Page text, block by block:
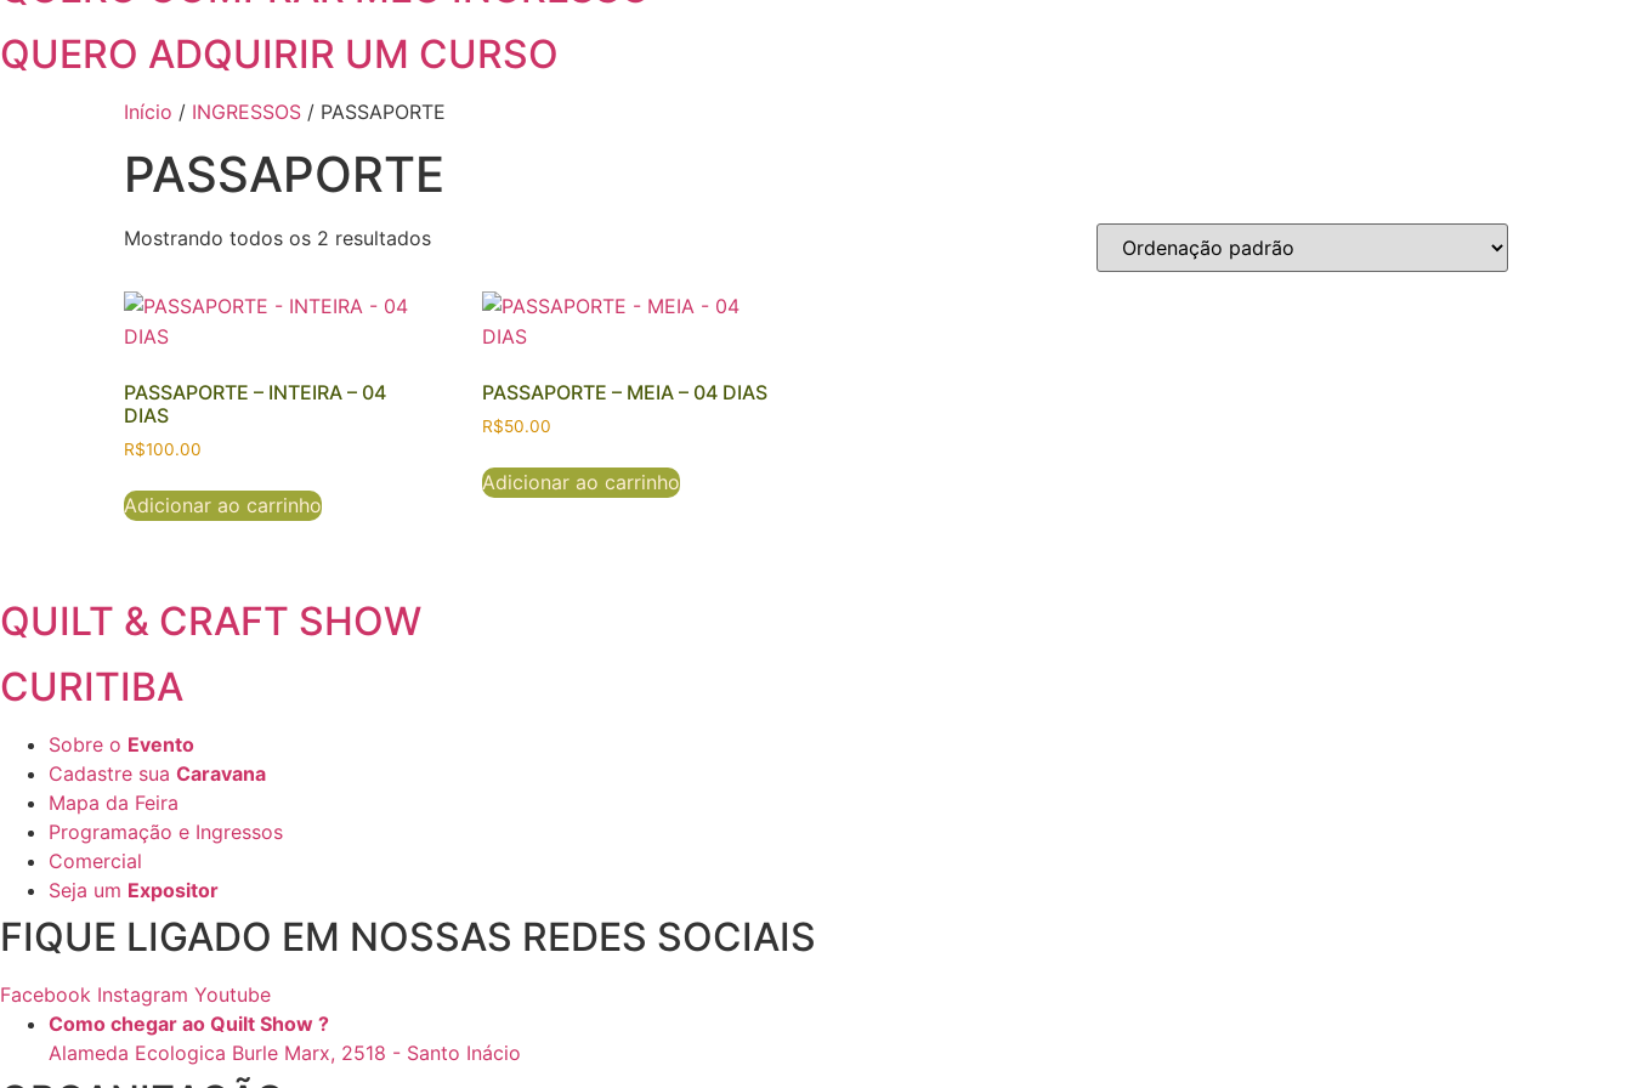
QUERO ADQUIRIR UM CURSO
Início / INGRESSOS / PASSAPORTE
PASSAPORTE
Mostrando todos os 2 resultados
PASSAPORTE – INTEIRA – 04
DIAS
R$100.00
Adicionar ao carrinho
PASSAPORTE – MEIA – 04 DIAS
R$50.00
Adicionar ao carrinho
QUILT & CRAFT SHOW
CURITIBA
Sobre o Evento
Cadastre sua Caravana
Mapa da Feira
Programação e Ingressos
Comercial
Seja um Expositor
FIQUE LIGADO EM NOSSAS REDES SOCIAIS
Facebook Instagram Youtube
Como chegar ao Quilt Show ?
Alameda Ecologica Burle Marx, 2518 - Santo Inácio